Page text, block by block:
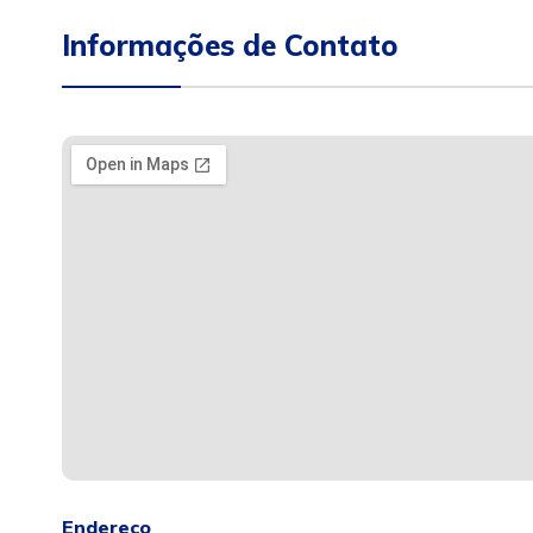
Informações de Contato
Endereço